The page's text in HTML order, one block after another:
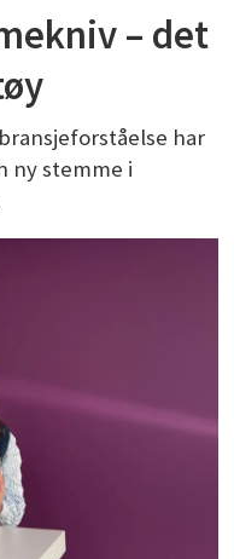
– det
har
ny stemme i